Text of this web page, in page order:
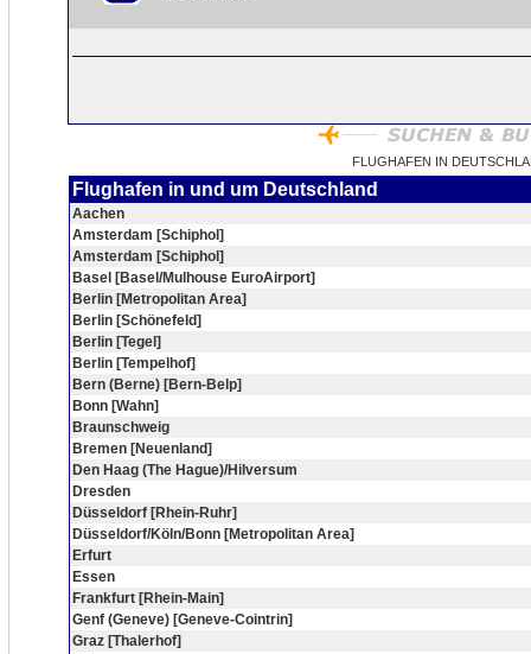
FLUGHAFEN IN
Flughafen in und um Deutschland
Aachen
Amsterdam [Schiphol]
Amsterdam [Schiphol]
Basel [Basel/Mulhouse EuroAirport]
Berlin [Metropolitan Area]
Berlin [Schönefeld]
Berlin [Tegel]
Berlin [Tempelhof]
Bern (Berne) [Bern-Belp]
Bonn [Wahn]
Braunschweig
Bremen [Neuenland]
Den Haag (The Hague)/Hilversum
Dresden
Düsseldorf [Rhein-Ruhr]
Düsseldorf/Köln/Bonn [Metropolitan Area]
Erfurt
Essen
Frankfurt [Rhein-Main]
Genf (Geneve) [Geneve-Cointrin]
Graz [Thalerhof]